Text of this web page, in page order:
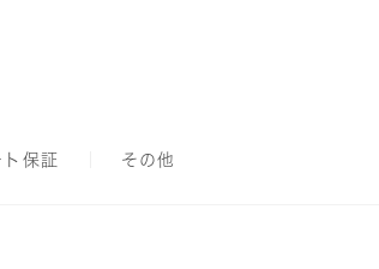
保証 その他